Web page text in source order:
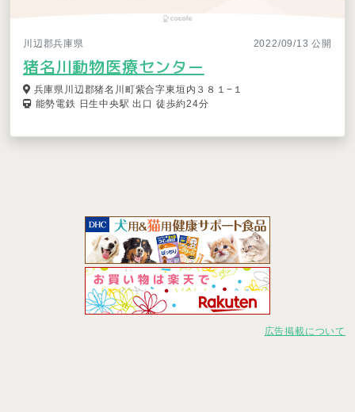
川辺郡兵庫県 2022/09/13 公開
猪名川動物医療センター
兵庫県川辺郡猪名川町紫合字東垣内３８１−１
能勢電鉄 日生中央駅 出口 徒歩約24分
広告掲載について